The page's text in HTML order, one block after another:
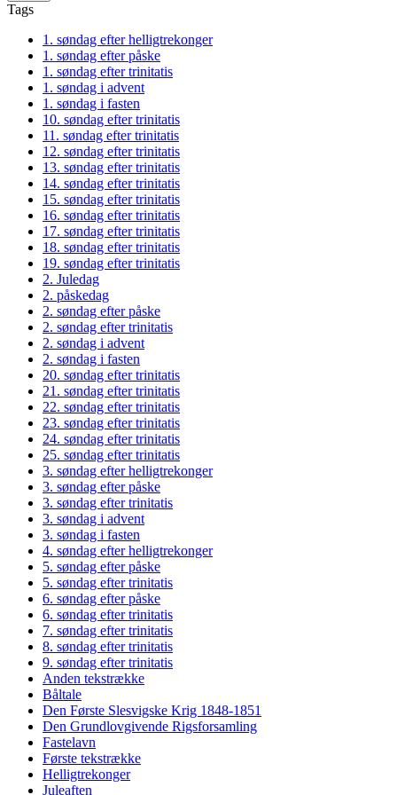
Tags
1. søndag efter helligtrekonger
1. søndag efter påske
1. søndag efter trinitatis
1. søndag i advent
1. søndag i fasten
10. søndag efter trinitatis
11. søndag efter trinitatis
12. søndag efter trinitatis
13. søndag efter trinitatis
14. søndag efter trinitatis
15. søndag efter trinitatis
16. søndag efter trinitatis
17. søndag efter trinitatis
18. søndag efter trinitatis
19. søndag efter trinitatis
2. Juledag
2. påskedag
2. søndag efter påske
2. søndag efter trinitatis
2. søndag i advent
2. søndag i fasten
20. søndag efter trinitatis
21. søndag efter trinitatis
22. søndag efter trinitatis
23. søndag efter trinitatis
24. søndag efter trinitatis
25. søndag efter trinitatis
3. søndag efter helligtrekonger
3. søndag efter påske
3. søndag efter trinitatis
3. søndag i advent
3. søndag i fasten
4. søndag efter helligtrekonger
5. søndag efter påske
5. søndag efter trinitatis
6. søndag efter påske
6. søndag efter trinitatis
7. søndag efter trinitatis
8. søndag efter trinitatis
9. søndag efter trinitatis
Anden tekstrække
Båltale
Den Første Slesvigske Krig 1848-1851
Den Grundlovgivende Rigsforsamling
Fastelavn
Første tekstrække
Helligtrekonger
Juleaften